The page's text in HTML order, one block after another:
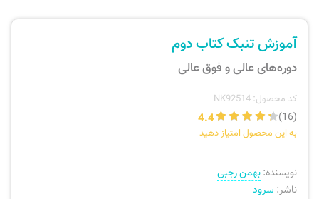
نی، فلوت، سازهای بادی
ارسال سفارش
آموزش تنبک کتاب دوم
دوره‌های عالی و فوق عالی
کد محصول: NK92514
(16)
4.4
به این محصول امتیاز دهید
نویسنده:بهمن رجبی
ناشر: سرود